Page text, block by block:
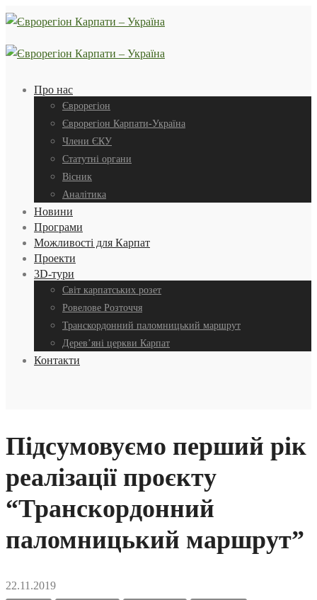
Про нас
Єврорегіон
Єврорегіон Карпати-Україна
Члени ЄКУ
Статутні органи
Вісник
Аналітика
Новини
Програми
Можливості для Карпат
Проекти
3D-тури
Світ карпатських розет
Ровелове Розточчя
Транскордонний паломницький маршрут
Дерев’яні церкви Карпат
Контакти
Підсумовуємо перший рік
реалізації проєкту
“Транскордонний
паломницький маршрут”
22.11.2019